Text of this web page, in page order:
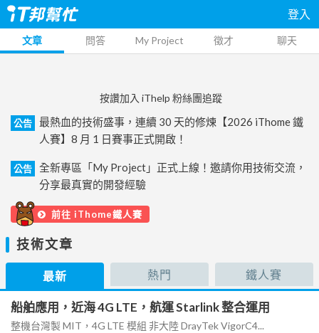
登入
文章 問答 My Project 徵才 聊天
按讚加入 iThelp 粉絲團追蹤
公告
最熱血的技術盛事，連續 30 天的修煉【2026 iThome 鐵
人賽】8 月 1 日賽事正式開啟！
公告
全新專區「My Project」正式上線！邀請你用技術交流，
分享最真實的開發經驗
前往 iThome鐵人賽
技術文章
最新 熱門 鐵人賽
船舶應用，近海 4G LTE，航運 Starlink 整合運用
整機台灣製 MIT，4G LTE 模組 非大陸 DrayTek VigorC4...